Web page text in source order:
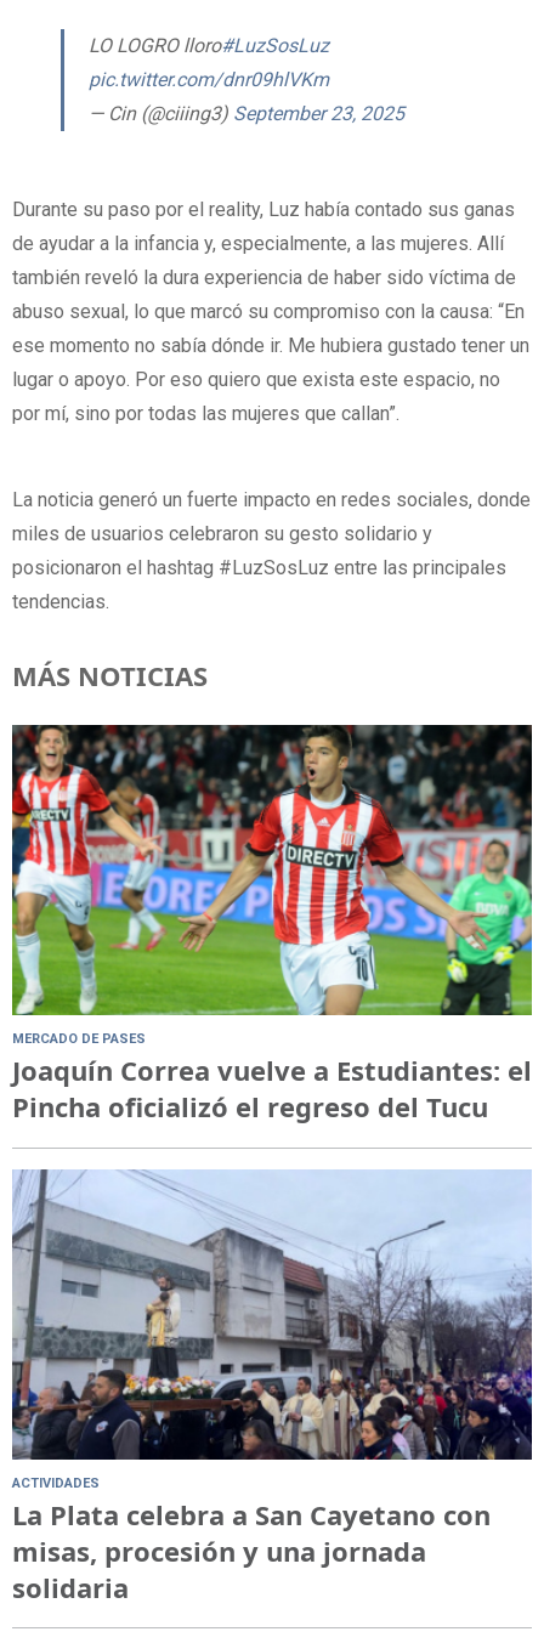
LO LOGRO lloro#LuzSosLuz
pic.twitter.com/dnr09hlVKm
— Cin (@ciiing3) September 23, 2025
Durante su paso por el reality, Luz había contado sus ganas
de ayudar a la infancia y, especialmente, a las mujeres. Allí
también reveló la dura experiencia de haber sido víctima de
abuso sexual, lo que marcó su compromiso con la causa: “En
ese momento no sabía dónde ir. Me hubiera gustado tener un
lugar o apoyo. Por eso quiero que exista este espacio, no
por mí, sino por todas las mujeres que callan”.
La noticia generó un fuerte impacto en redes sociales, donde
miles de usuarios celebraron su gesto solidario y
posicionaron el hashtag #LuzSosLuz entre las principales
tendencias.
MÁS NOTICIAS
MERCADO DE PASES
Joaquín Correa vuelve a Estudiantes: el
Pincha oficializó el regreso del Tucu
ACTIVIDADES
La Plata celebra a San Cayetano con
misas, procesión y una jornada
solidaria